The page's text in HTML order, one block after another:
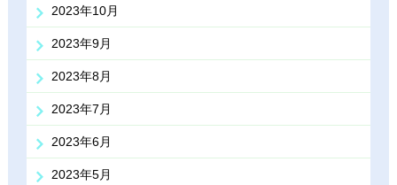
2023年10月
2023年9月
2023年8月
2023年7月
2023年6月
2023年5月